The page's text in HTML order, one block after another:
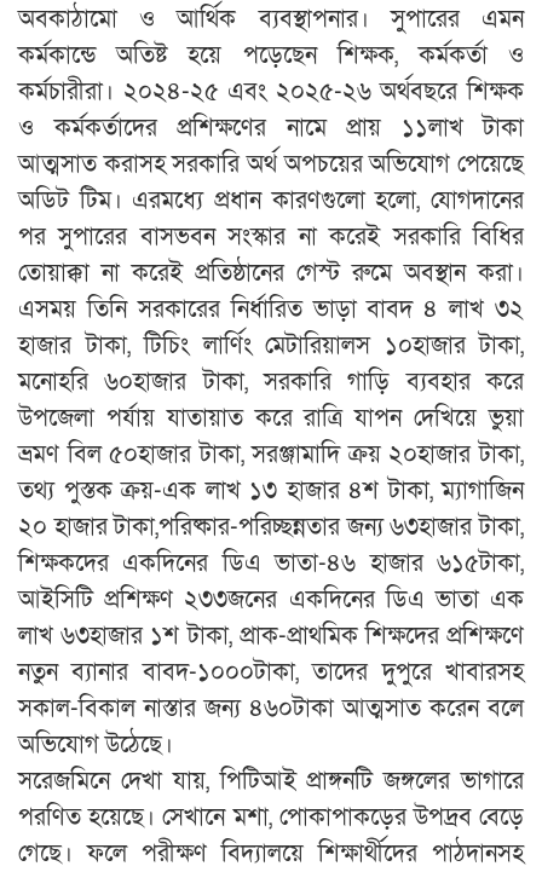
অবকাঠামো ও আর্থিক ব্যবস্থাপনার। সুপারের এমন
কর্মকান্ডে অতিষ্ট হয়ে পড়েছেন শিক্ষক, কর্মকর্তা ও
কর্মচারীরা। ২০২৪-২৫ এবং ২০২৫-২৬ অর্থবছরে শিক্ষক
ও কর্মকর্তাদের প্রশিক্ষণের নামে প্রায় ১১লাখ টাকা
আত্মসাত করাসহ সরকারি অর্থ অপচয়ের অভিযোগ পেয়েছে
অডিট টিম। এরমধ্যে প্রধান কারণগুলো হলো, যোগদানের
পর সুপারের বাসভবন সংস্কার না করেই সরকারি বিধির
তোয়াক্কা না করেই প্রতিষ্ঠানের গেস্ট রুমে অবস্থান করা।
এসময় তিনি সরকারের নির্ধারিত ভাড়া বাবদ ৪ লাখ ৩২
হাজার টাকা, টিচিং লার্ণিং মেটারিয়ালস ১০হাজার টাকা,
মনোহরি ৬০হাজার টাকা, সরকারি গাড়ি ব্যবহার করে
উপজেলা পর্যায় যাতায়াত করে রাত্রি যাপন দেখিয়ে ভুয়া
ভ্রমণ বিল ৫০হাজার টাকা, সরঞ্জামাদি ক্রয় ২০হাজার টাকা,
তথ্য পুস্তক ক্রয়-এক লাখ ১৩ হাজার ৪শ টাকা, ম্যাগাজিন
২০ হাজার টাকা,পরিষ্কার-পরিচ্ছন্নতার জন্য ৬৩হাজার টাকা,
শিক্ষকদের একদিনের ডিএ ভাতা-৪৬ হাজার ৬১৫টাকা,
আইসিটি প্রশিক্ষণ ২৩৩জনের একদিনের ডিএ ভাতা এক
লাখ ৬৩হাজার ১শ টাকা, প্রাক-প্রাথমিক শিক্ষদের প্রশিক্ষণে
নতুন ব্যানার বাবদ-১০০০টাকা, তাদের দুপুরে খাবারসহ
সকাল-বিকাল নাস্তার জন্য ৪৬০টাকা আত্মসাত করেন বলে
অভিযোগ উঠেছে।
সরেজমিনে দেখা যায়, পিটিআই প্রাঙ্গনটি জঙ্গলের ভাগারে
পরণিত হয়েছে। সেখানে মশা, পোকাপাকড়ের উপদ্রব বেড়ে
গেছে। ফলে পরীক্ষণ বিদ্যালয়ে শিক্ষার্থীদের পাঠদানসহ